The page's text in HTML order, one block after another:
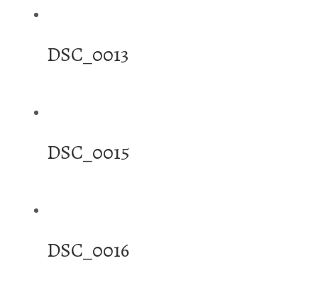
DSC_0013
DSC_0015
DSC_0016